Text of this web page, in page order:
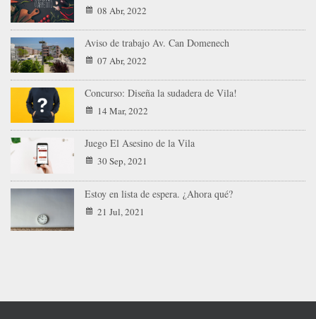
08 Abr, 2022
Aviso de trabajo Av. Can Domenech
07 Abr, 2022
Concurso: Diseña la sudadera de Vila!
14 Mar, 2022
Juego El Asesino de la Vila
30 Sep, 2021
Estoy en lista de espera. ¿Ahora qué?
21 Jul, 2021